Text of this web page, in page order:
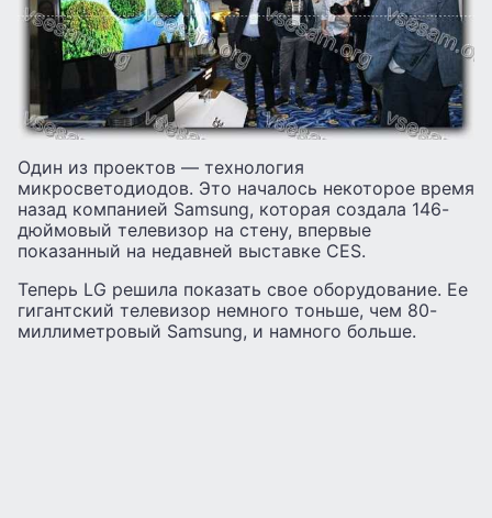
Один из проектов — технология
микросветодиодов. Это началось некоторое время
назад компанией Samsung, которая создала 146-
дюймовый телевизор на стену, впервые
показанный на недавней выставке CES.
Теперь LG решила показать свое оборудование. Ее
гигантский телевизор немного тоньше, чем 80-
миллиметровый Samsung, и намного больше.